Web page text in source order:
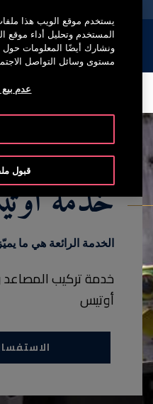
خدمات إضافية
خدمة
الخدمة الرائعة هي ما يميّزنا
خدمة تركيب المصاعد
أوتيس
يستخدم موقع الويب هذا ملفات
المستخدم وتحليل أداء موقع
ونشارك أيضًا المعلومات حول
مستوى وسائل التواصل
عدم بيع
قبول